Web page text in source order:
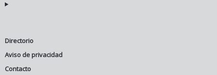
Directorio
Aviso de privacidad
Contacto